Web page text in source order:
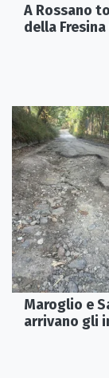
A Rossano
della
Maroglio e
arrivano gli